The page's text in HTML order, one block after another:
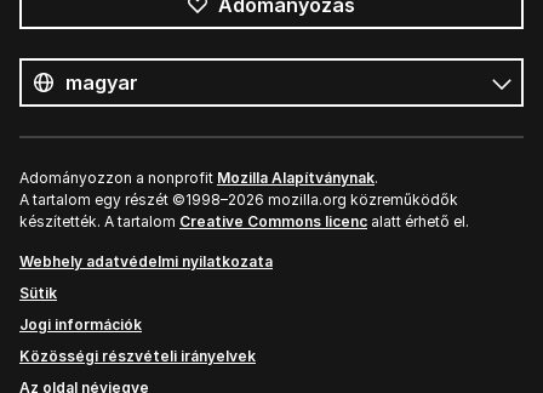
Adományozás
nyelv
Nyelv
Adományozzon a nonprofit Mozilla Alapítványnak.
A tartalom egy részét ©1998–2026 mozilla.org közreműködők
készítették. A tartalom Creative Commons licenc alatt érhető el.
Webhely adatvédelmi nyilatkozata
Sütik
Jogi információk
Közösségi részvételi irányelvek
Az oldal névjegye